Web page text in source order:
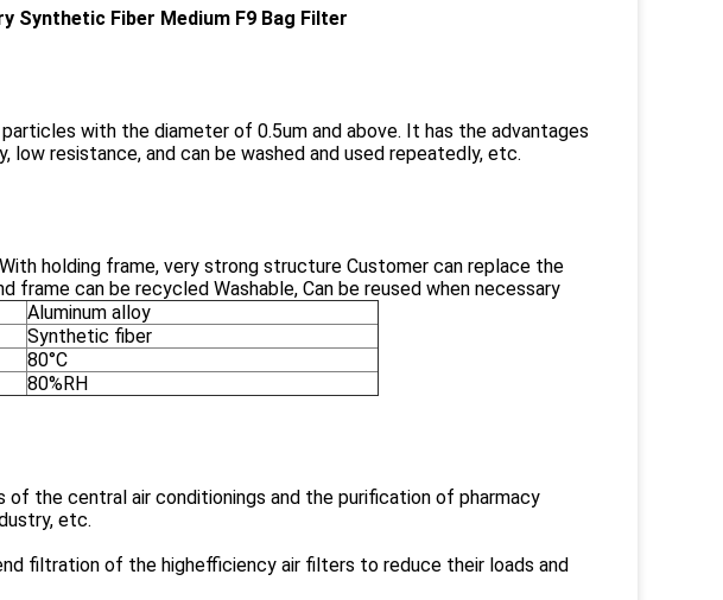
Synthetic Fiber Medium F9 Bag Filter
with the diameter of 0.5um and above. It has the advantages
low resistance, and can be washed and used repeatedly, etc.
holding frame, very strong structure Customer can replace the
frame can be recycled Washable, Can be reused when necessary
Aluminum alloy
Synthetic fiber
80°C
80%RH
the central air conditionings and the purification of pharmacy
etc.
filtration of the highefficiency air filters to reduce their loads and